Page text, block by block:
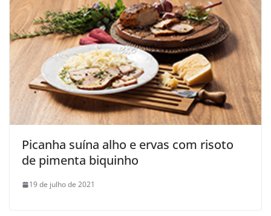
Picanha suína alho e ervas com risoto
de pimenta biquinho
19 de julho de 2021